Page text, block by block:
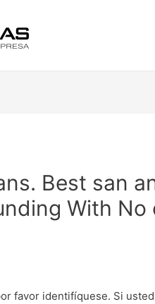
Best san
With No
favor identifíquese. Si